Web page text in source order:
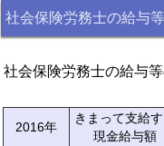
社会保険労務士の給与
社会保険労務士の給与
2016年
きまって支給
現金給与額